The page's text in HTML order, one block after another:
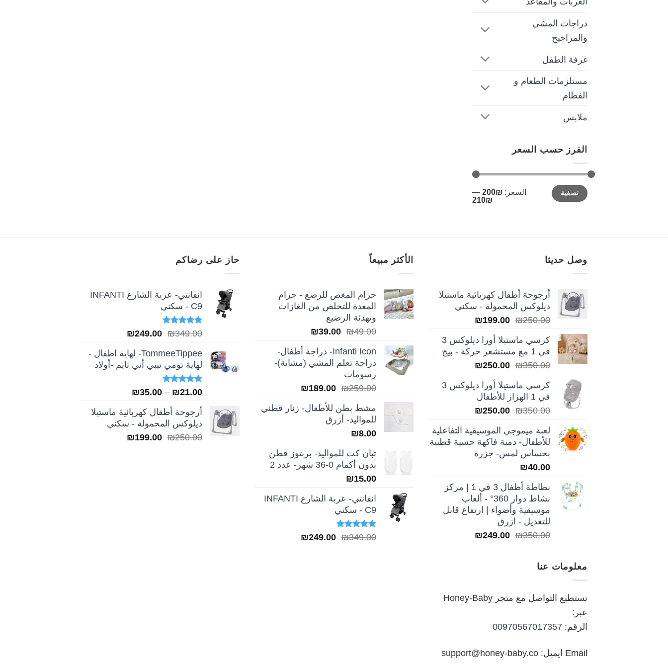
دراجات المشي
والمراجيح
غرفة الطفل
مستلزمات الطعام و
الفطام
ملابس
الفرز حسب السعر
أدنى
سعر
أعلى
سعرتصفية السعر: ₪200
—
₪210
وصل حديثا
أرجوحة أطفال كهربائية ماستيلا
ديلوكس المحمولة - سكني
₪250.00
السعر
هو:
₪250.00.
₪199.00
السعر
هو:
₪199.00.
كرسي ماستيلا أورا ديلوكس 3
في 1 مع مستشعر حركة - بيج
₪350.00
السعر
هو:
₪350.00.
₪250.00
السعر
هو:
كرسي ماستيلا أورا ديلوكس 3
في 1 الهزاز للأطفال
₪350.00
السعر
هو:
₪350.00.
₪250.00
السعر
هو:
₪250.00.
لعبة ميموجي الموسيقية التفاعلية
للأطفال- دمية فاكهة حسية قطنية
بحساس لمس- جزرة
₪40.00
نطاطة أطفال 3 في 1 | مركز
نشاط دوار 360° - ألعاب
موسيقية وأضواء | ارتفاع قابل
للتعديل - ازرق
₪350.00
السعر ₪249.00
السعر
الأكثر مبيعاً
حزام المغص للرضع - حزام
المعدة للتخلص من الغازات
وتهدئة الرضيع
₪49.00
السعر
هو:
₪49.00.
₪39.00
السعر
هو:
₪39.00.
Infanti Icon- دراجة أطفال-
دراجة تعلم المشي (مشاية)-
رسومات
₪259.00
السعر
هو:
₪259.00.
₪189.00
السعر
هو:
مشط بطن للأطفال- زنار قطني
للمواليد- أزرق
₪8.00
تبان كت للمواليد- بربتوز قطن
بدون أكمام 0-36 شهر- عدد 2
₪15.00
انفانتي- عربة الشارع INFANTI
C9 - سكني
تم التقييم
5.00 من 5
₪349.00
السعر ₪249.00
السعر
حاز على رضاكم
انفانتي- عربة الشارع INFANTI
C9 - سكني
تم التقييم
5.00 من 5
₪349.00
السعر
هو:
₪349.00.
₪249.00
السعر
هو:
₪249.00.
TommeeTippee- لهاية اطفال -
لهاية تومي تيبي أني تايم -أولاد
تم التقييم
5.00من 5
₪21.00
–
₪35.00
من
خلال
أرجوحة أطفال كهربائية ماستيلا
ديلوكس المحمولة - سكني
₪250.00
السعر ₪199.00
السعر
معلومات عنا
تستطيع التواصل مع متجر Honey-Baby
عبر:
الرقم: 00970567017357
Email ايميل: support@honey-baby.co